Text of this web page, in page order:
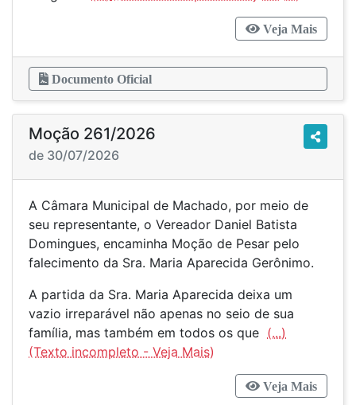
Veja Mais
Documento Oficial
Moção 261/2026
de 30/07/2026
A Câmara Municipal de Machado, por meio de
seu representante, o Vereador Daniel Batista
Domingues, encaminha Moção de Pesar pelo
falecimento da Sra. Maria Aparecida Gerônimo.
A partida da Sra. Maria Aparecida deixa um
vazio irreparável não apenas no seio de sua
família, mas também em todos os que (...)
Veja Mais